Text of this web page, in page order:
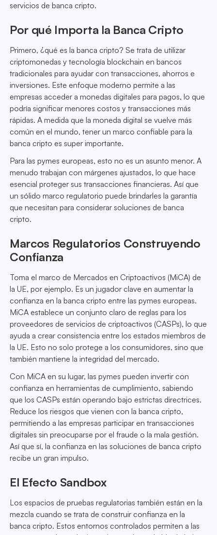
servicios de banca cripto.
Por qué Importa la Banca Cripto
Primero, ¿qué es la banca cripto? Se trata de utilizar
criptomonedas y tecnología blockchain en bancos
tradicionales para ayudar con transacciones, ahorros e
inversiones. Este enfoque moderno permite a las
empresas acceder a monedas digitales para pagos, lo que
podría significar menores costos y transacciones más
rápidas. A medida que la moneda digital se vuelve más
común en el mundo, tener un marco confiable para la
banca cripto es super importante.
Para las pymes europeas, esto no es un asunto menor. A
menudo trabajan con márgenes ajustados, lo que hace
esencial proteger sus transacciones financieras. Así que
un sólido marco regulatorio puede brindarles la garantía
que necesitan para considerar soluciones de banca
cripto.
Marcos Regulatorios Construyendo
Confianza
Toma el marco de Mercados en Criptoactivos (MiCA) de
la UE, por ejemplo. Es un jugador clave en aumentar la
confianza en la banca cripto entre las pymes europeas.
MiCA establece un conjunto claro de reglas para los
proveedores de servicios de criptoactivos (CASPs), lo que
ayuda a crear consistencia entre los estados miembros de
la UE. Esto no solo protege a los consumidores, sino que
también mantiene la integridad del mercado.
Con MiCA en su lugar, las pymes pueden invertir con
confianza en herramientas de cumplimiento, sabiendo
que los CASPs están operando bajo estrictas directrices.
Reduce los riesgos que vienen con la banca cripto,
permitiendo a las empresas participar en transacciones
digitales sin preocuparse por el fraude o la mala gestión.
Así que sí, la confianza en las soluciones de banca cripto
recibe un gran impulso.
El Efecto Sandbox
Los espacios de pruebas regulatorias también están en la
mezcla cuando se trata de construir confianza en la
banca cripto. Estos entornos controlados permiten a las